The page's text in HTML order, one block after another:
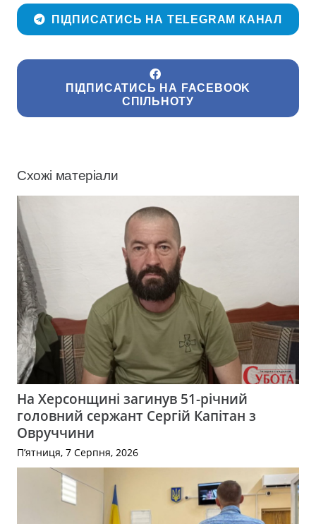
ПІДПИСАТИСЬ НА TELEGRAM КАНАЛ
ПІДПИСАТИСЬ НА FACEBOOK
СПІЛЬНОТУ
Схожі матеріали
На Херсонщині загинув 51-річний
головний сержант Сергій Капітан з
Овруччини
П’ятниця, 7 Серпня, 2026